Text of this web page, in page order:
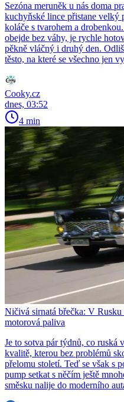
Sezóna meruněk u nás doma
kuchyňské lince přistane velký
koláče s tvarohem a
obejde bez váhy, je rychle
pěkně vláčný i druhý den.
těsto, na které se všechno jen
Cooky.cz
dnes, 03:52
4 min
Ničivá sirnatá břečka: V
motorová paliva
Je to sotva pár týdnů, co ruská
kvalitě, kterou bez problémů
přelomu století. Teď se však s
pump setkat s něčím ještě
směsku nalije do moderního